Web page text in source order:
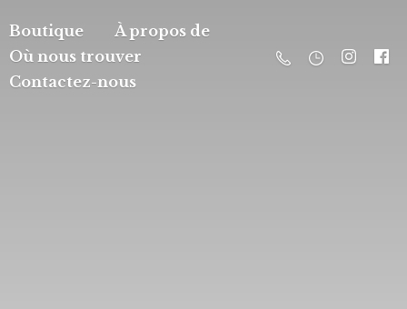
Boutique
À propos de
Où nous trouver
Contactez-nous